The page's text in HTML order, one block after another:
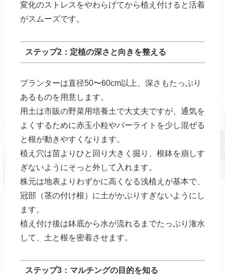
変化のストレスをやわらげてから植え付けると活着
がスムーズです。
ステップ2：定植の深さと向きを整える
プランターは直径50〜60cm以上、深さもたっぷり
あるものを用意します。
用土は市販の野菜用培養土で大丈夫ですが、通気を
よくするために赤玉小粒やパーライトを少し混ぜる
と根が動きやすくなります。
植え穴は苗よりひと回り大きく掘り、根鉢を崩しす
ぎないようにそっと外して入れます。
株元は地表よりわずかに高くなる浅植えが基本で、
冠部（茎の付け根）に土がかぶりすぎないようにし
ます。
植え付け後は鉢底から水が流れるまでたっぷり潅水
して、土と根を密着させます。
ステップ3：マルチングの目的を知る